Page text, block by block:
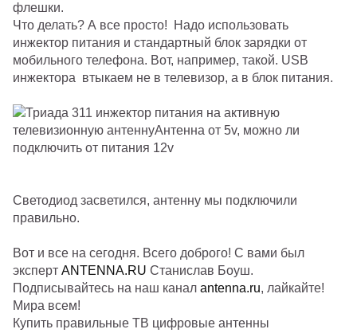
флешки.
Что делать? А все просто! Надо использовать
инжектор питания и стандартный блок зарядки от
мобильного телефона. Вот, например, такой. USB
инжектора втыкаем не в телевизор, а в блок питания.
Светодиод засветился, антенну мы подключили
правильно.
Вот и все на сегодня. Всего доброго! С вами был
эксперт ANTENNA.RU Станислав Боуш.
Подписывайтесь на наш канал antenna.ru, лайкайте!
Мира всем!
Купить правильные ТВ цифровые антенны